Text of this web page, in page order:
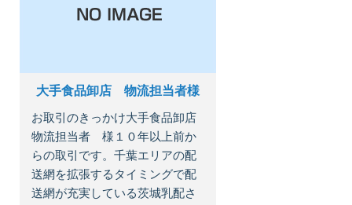
大手食品卸店 物流担当者様
お取引のきっかけ大手食品卸店
物流担当者 様１０年以上前か
らの取引です。千葉エリアの配
送網を拡張するタイミングで配
送網が充実している茨城乳配さ